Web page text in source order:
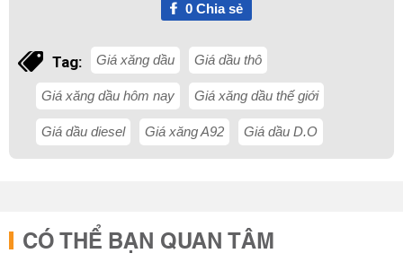
0Chia sẻ
Tag: Giá xăng dầu Giá dầu thô
Giá xăng dầu hôm nay Giá xăng dầu thế giới
Giá dầu diesel Giá xăng A92 Giá dầu D.O
CÓ THỂ BẠN QUAN TÂM